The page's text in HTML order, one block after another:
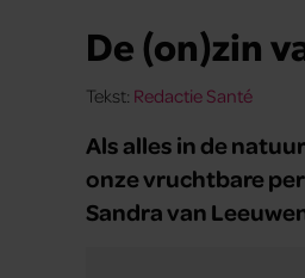
De (on)zin
Tekst: Redactie Santé
Als alles in de
onze vruchtbare
Sandra van